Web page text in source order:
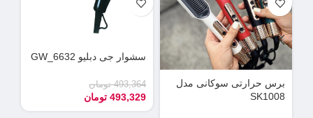
برس حرارتی سوکانی مدل
SK1008
سشوار جی دبلیو GW_6632
493,364 تومان
493,329 تومان